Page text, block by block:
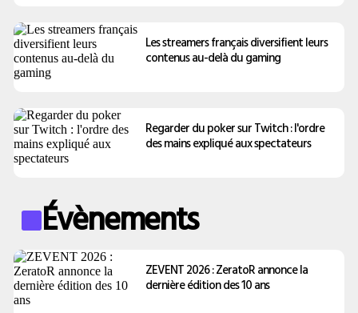
Les streamers français diversifient leurs
contenus au-delà du gaming
Regarder du poker sur Twitch : l'ordre
des mains expliqué aux spectateurs
Évènements
ZEVENT 2026 : ZeratoR annonce la
dernière édition des 10 ans